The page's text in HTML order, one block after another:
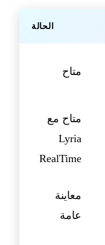
الحالة
متاح
متاح مع
Lyria
RealTime
معاينة
عامة